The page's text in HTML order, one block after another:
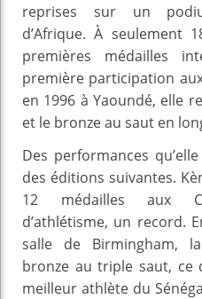
reprises sur un
d’Afrique. À seulement
premières médailles
première participation
en 1996 à Yaoundé, elle
et le bronze au saut en
Des performances
des éditions suivantes.
12 médailles aux
d’athlétisme, un record.
salle de Birmingham,
bronze au triple saut, ce
meilleur athlète du